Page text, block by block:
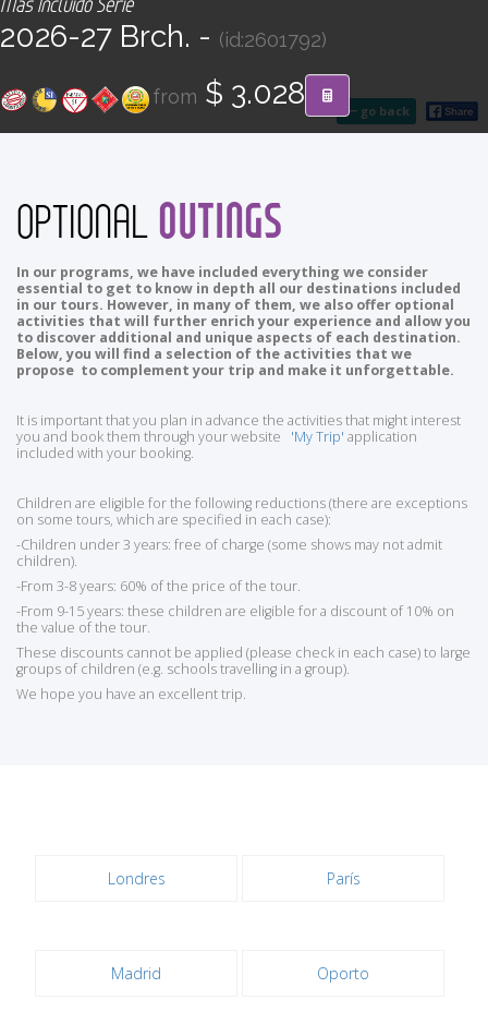
Find your Tour
go back
2026-27 Brch. - (id:2601792)
from $ 3.028
OPTIONALOUTINGS
In our programs, we have included everything we consider
essential to get to know in depth all our destinations included
in our tours. However, in many of them, we also offer optional
activities that will further enrich your experience and allow you
to discover additional and unique aspects of each destination.
Below, you will find a selection of the activities that we
propose to complement your trip and make it unforgettable.
It is important that you plan in advance the activities that might interest
you and book them through your website 'My Trip' application
included with your booking.
Children are eligible for the following reductions (there are exceptions
on some tours, which are specified in each case):
-Children under 3 years: free of charge (some shows may not admit
children).
-From 3-8 years: 60% of the price of the tour.
-From 9-15 years: these children are eligible for a discount of 10% on
the value of the tour.
These discounts cannot be applied (please check in each case) to large
groups of children (e.g. schools travelling in a group).
We hope you have an excellent trip.
Londres París
Madrid Oporto